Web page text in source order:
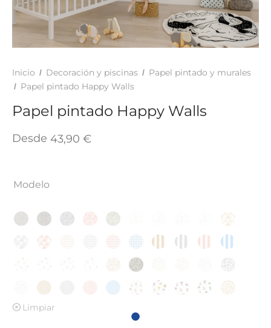
Inicio / Decoración y piscinas / Papel pintado y murales
/ Papel pintado Happy Walls
Papel pintado Happy Walls
Desde 43,90 €
Modelo
Limpiar
ADHESIVOS Y COLAS
Y SUELOS
TINTES Y MANUALIDADES